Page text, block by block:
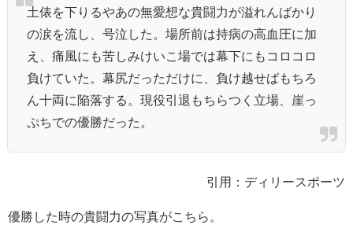
土俵を下りるやあの無愛想な貴闘力が溢れんばかり
の涙を流し、号泣した。場所前は持病の高血圧に加
え、痛風にも苦しみけいこ場では幕下にもコロコロ
負けていた。幕尻だっただけに、負け越せばもちろ
ん十両に陥落する。現役引退もちらつく立場、崖っ
ぷちでの優勝だった。
引用：ディリースポーツ
優勝した時の貴闘力の写真がこちら。